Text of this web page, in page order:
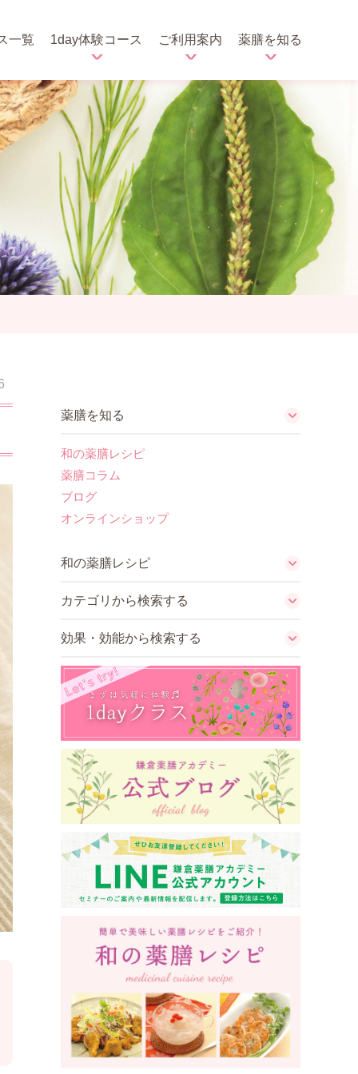
一覧 1day体験コース ご利用案内 薬膳を知る
薬膳を知る
和の薬膳レシピ
薬膳コラム
ブログ
オンラインショップ
和の薬膳レシピ
カテゴリから検索する
効果・効能から検索する